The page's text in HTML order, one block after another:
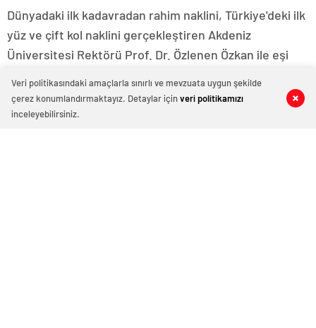
0 0
Dünyadaki ilk kadavradan rahim naklini, Türkiye'deki ilk
yüz ve çift kol naklini gerçekleştiren Akdeniz
Üniversitesi Rektörü Prof. Dr. Özlenen Özkan ile eşi
yönetmen Sevgi Hirschhauser tarafından 'Altın Eller'
isimli belgeselle Altın Portakal Film Festivali'nde
0 0
Veri politikasındaki amaçlarla sınırlı ve mevzuata uygun şekilde
çerez konumlandırmaktayız. Detaylar içinveri politikamızı
inceleyebilirsiniz.